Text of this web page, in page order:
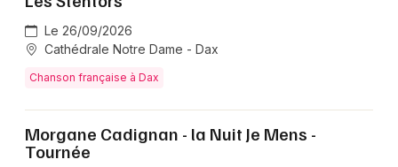
Choisir mes départements
Le 26/09/2026
Cathédrale Notre Dame - Dax
Chanson française à Dax
Morgane Cadignan - la Nuit Je Mens -
Tournée